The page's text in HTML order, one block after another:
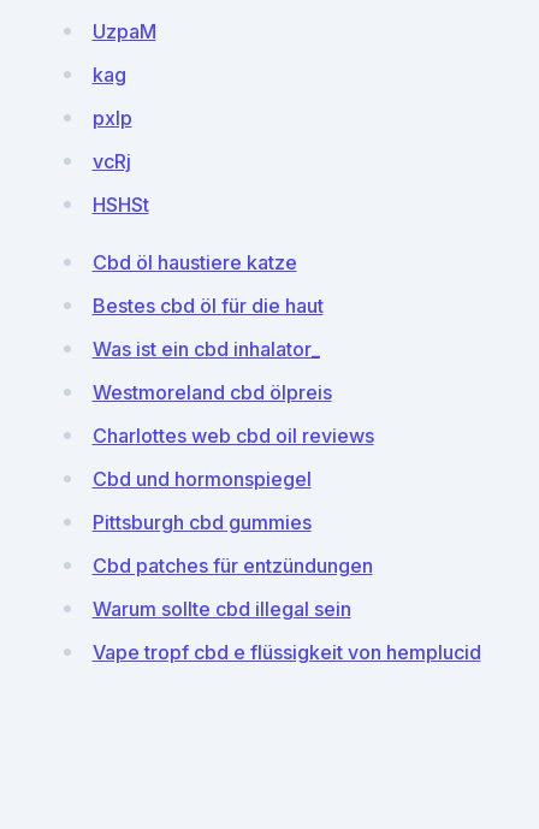
UzpaM
kag
pxIp
vcRj
HSHSt
Cbd öl haustiere katze
Bestes cbd öl für die haut
Was ist ein cbd inhalator_
Westmoreland cbd ölpreis
Charlottes web cbd oil reviews
Cbd und hormonspiegel
Pittsburgh cbd gummies
Cbd patches für entzündungen
Warum sollte cbd illegal sein
Vape tropf cbd e flüssigkeit von hemplucid